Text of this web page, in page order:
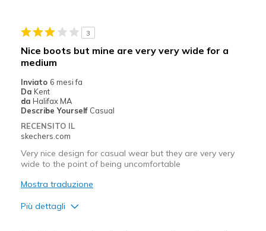
Sizing
View On Shoes
I'm Into Shoes
3
Nice boots but mine are very very wide for a
medium
Inviato 6 mesi fa
Da Kent
da Halifax MA
Describe Yourself Casual
RECENSITO IL
skechers.com
Very nice design for casual wear but they are very very
wide to the point of being uncomfortable
Mostra traduzione
Più dettagli